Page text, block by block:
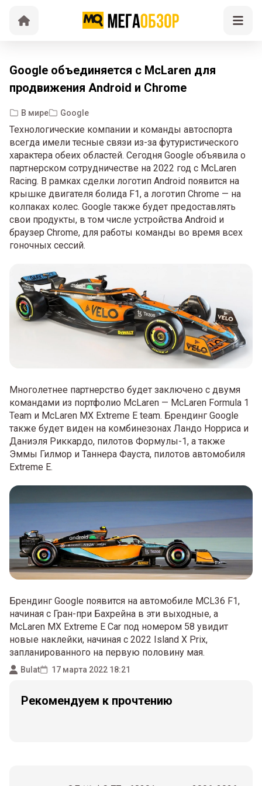
Google объединяется с McLaren для
продвижения Android и Chrome
В мире Google
Технологические компании и команды автоспорта
всегда имели тесные связи из-за футуристического
характера обеих областей. Сегодня Google объявила о
партнерском сотрудничестве на 2022 год с McLaren
Racing. В рамках сделки логотип Android появится на
крышке двигателя болида F1, а логотип Chrome — на
колпаках колес. Google также будет предоставлять
свои продукты, в том числе устройства Android и
браузер Chrome, для работы команды во время всех
гоночных сессий.
Многолетнее партнерство будет заключено с двумя
командами из портфолио McLaren — McLaren Formula 1
Team и McLaren MX Extreme E team. Брендинг Google
также будет виден на комбинезонах Ландо Норриса и
Даниэля Риккардо, пилотов Формулы-1, а также
Эммы Гилмор и Таннера Фауста, пилотов автомобиля
Extreme E.
Брендинг Google появится на автомобиле MCL36 F1,
начиная с Гран-при Бахрейна в эти выходные, а
McLaren MX Extreme E Car под номером 58 увидит
новые наклейки, начиная с 2022 Island X Prix,
запланированного на первую половину мая.
Bulat 17 марта 2022 18:21
Рекомендуем к прочтению